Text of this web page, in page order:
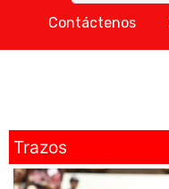
Contáctenos
Trazos